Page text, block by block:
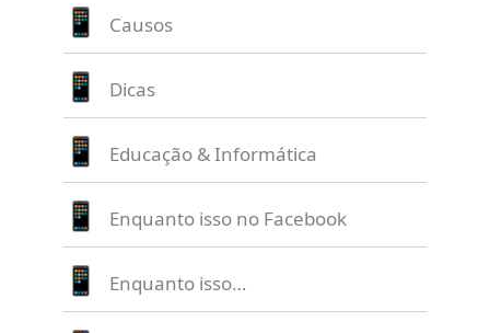
Causos
Dicas
Educação & Informática
Enquanto isso no Facebook
Enquanto isso…